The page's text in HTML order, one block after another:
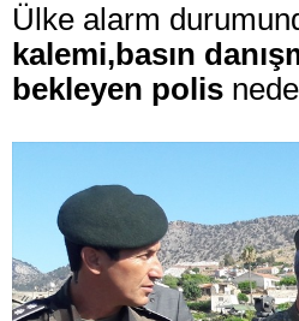
Ülke alarm
kalemi,basın
bekleyen polis